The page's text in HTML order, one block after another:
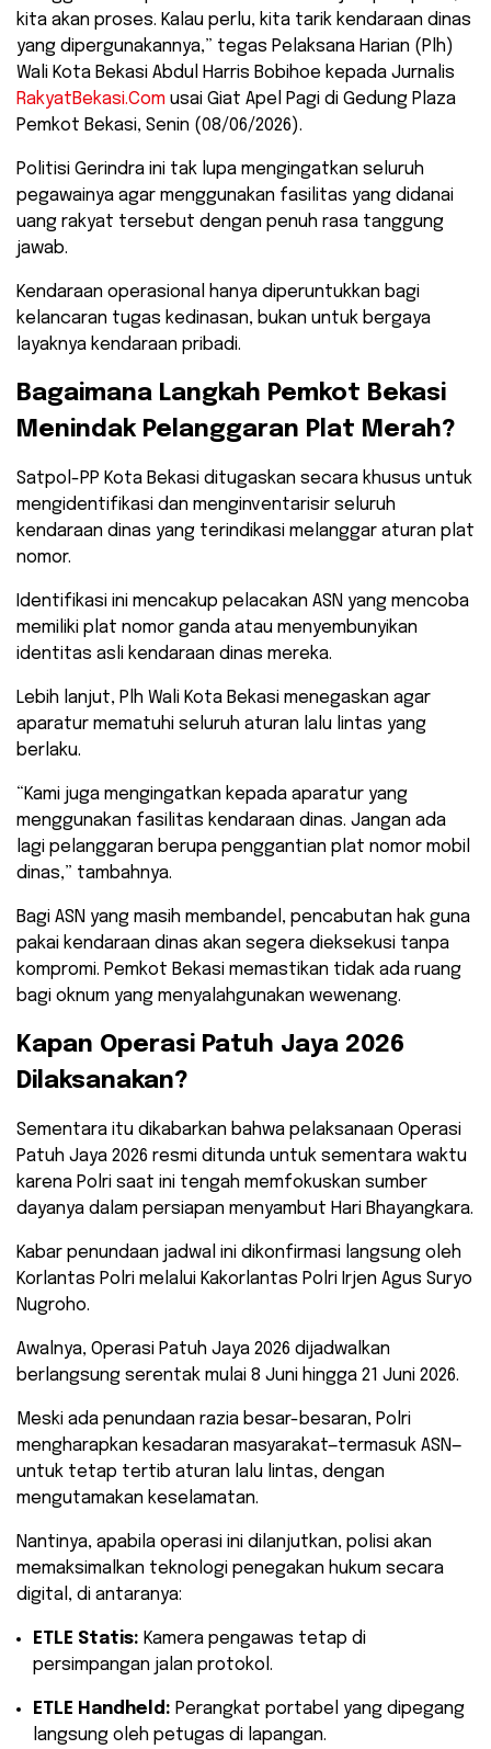
kita akan proses. Kalau perlu, kita tarik kendaraan dinas
yang dipergunakannya,” tegas Pelaksana Harian (Plh)
Wali Kota Bekasi Abdul Harris Bobihoe kepada Jurnalis
RakyatBekasi.Com usai Giat Apel Pagi di Gedung Plaza
Pemkot Bekasi, Senin (08/06/2026).
​Politisi Gerindra ini tak lupa mengingatkan seluruh
pegawainya agar menggunakan fasilitas yang didanai
uang rakyat tersebut dengan penuh rasa tanggung
jawab.
Kendaraan operasional hanya diperuntukkan bagi
kelancaran tugas kedinasan, bukan untuk bergaya
layaknya kendaraan pribadi.
​Bagaimana Langkah Pemkot Bekasi
Menindak Pelanggaran Plat Merah?
​Satpol-PP Kota Bekasi ditugaskan secara khusus untuk
mengidentifikasi dan menginventarisir seluruh
kendaraan dinas yang terindikasi melanggar aturan plat
nomor.
Identifikasi ini mencakup pelacakan ASN yang mencoba
memiliki plat nomor ganda atau menyembunyikan
identitas asli kendaraan dinas mereka.
​Lebih lanjut, Plh Wali Kota Bekasi menegaskan agar
aparatur mematuhi seluruh aturan lalu lintas yang
berlaku.
“Kami juga mengingatkan kepada aparatur yang
menggunakan fasilitas kendaraan dinas. Jangan ada
lagi pelanggaran berupa penggantian plat nomor mobil
dinas,” tambahnya.
​Bagi ASN yang masih membandel, pencabutan hak guna
pakai kendaraan dinas akan segera dieksekusi tanpa
kompromi. Pemkot Bekasi memastikan tidak ada ruang
bagi oknum yang menyalahgunakan wewenang.
​Kapan Operasi Patuh Jaya 2026
Dilaksanakan?
Sementara itu dikabarkan bahwa pelaksanaan Operasi
Patuh Jaya 2026 resmi ditunda untuk sementara waktu
karena Polri saat ini tengah memfokuskan sumber
dayanya dalam persiapan menyambut Hari Bhayangkara.
Kabar penundaan jadwal ini dikonfirmasi langsung oleh
Korlantas Polri melalui Kakorlantas Polri Irjen Agus Suryo
Nugroho.
​Awalnya, Operasi Patuh Jaya 2026 dijadwalkan
berlangsung serentak mulai 8 Juni hingga 21 Juni 2026.
Meski ada penundaan razia besar-besaran, Polri
mengharapkan kesadaran masyarakat—termasuk ASN—
untuk tetap tertib aturan lalu lintas, dengan
mengutamakan keselamatan.
​Nantinya, apabila operasi ini dilanjutkan, polisi akan
memaksimalkan teknologi penegakan hukum secara
digital, di antaranya:
ETLE Statis: Kamera pengawas tetap di
persimpangan jalan protokol.
ETLE Handheld: Perangkat portabel yang dipegang
langsung oleh petugas di lapangan.